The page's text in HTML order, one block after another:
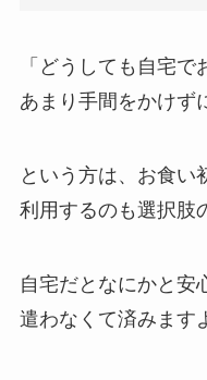
「 どうしても自宅で
あまり手間をかけず
という方は、 お食い
利用するのも選択肢
自宅だとなにかと安
遣わなくて済みます